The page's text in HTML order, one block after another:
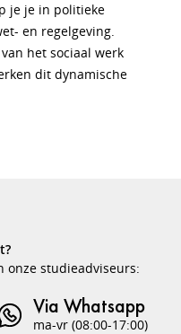
je je in politieke
en regelgeving.
het sociaal werk
dit dynamische
onze studieadviseurs:
Via Whatsapp
ma-vr (08:00-17:00)